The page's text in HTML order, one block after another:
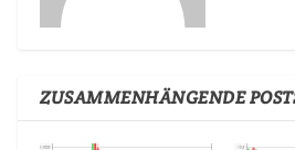
ZUSAMMENHÄNGENDE